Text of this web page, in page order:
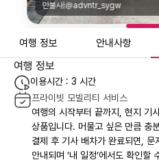
만불사|@advntr_sygw
여행 정보 안내사항
여행 정보
이용시간 : 3 시간
프라이빗 모빌리티 서비스
여행의 시작부터 끝까지, 현지 기
상품입니다. 머물고 싶은 만큼 충
결제 후 기사 배차가 완료되면,
안내되며 ‘내 일정’에서도 확인할